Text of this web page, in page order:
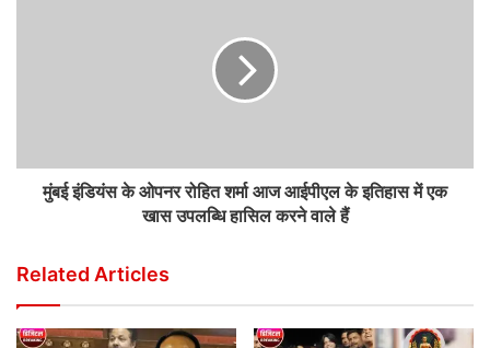
मुंबई इंडियंस के ओपनर रोहित शर्मा आज आईपीएल के इतिहास में एक
खास उपलब्धि हासिल करने वाले हैं
Related Articles